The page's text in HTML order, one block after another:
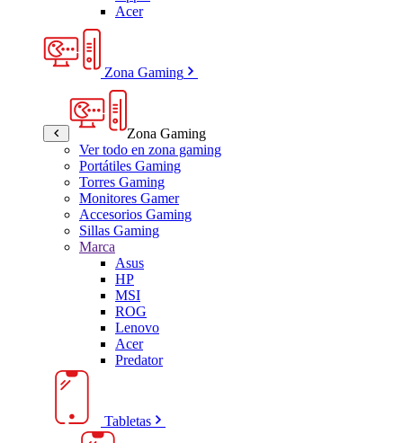
Acer
Zona Gaming
Zona Gaming
Ver todo en zona gaming
Portátiles Gaming
Torres Gaming
Monitores Gamer
Accesorios Gaming
Sillas Gaming
Marca
Asus
HP
MSI
ROG
Lenovo
Acer
Predator
Tabletas